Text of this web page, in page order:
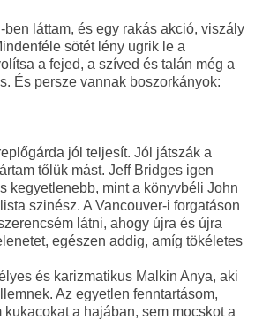
láttam, és egy rakás akció, viszály
sötét lény ugrik le a
a fejed, a szíved és talán még a
És persze vannak boszorkányok:
jól teljesít. Jól játszák a
tőlük mást. Jeff Bridges igen
kegyetlenebb, mint a könyvbéli John
szinész. A Vancouver-i forgatáson
látni, ahogy újra és újra
egészen addig, amíg tökéletes
és karizmatikus Malkin Anya, aki
Az egyetlen fenntartásom,
kukacokat a hajában, sem mocskot a